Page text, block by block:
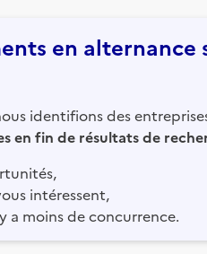
en alternance
identifions des
en fin de résultats de
intéressent,
a moins de concurrence.